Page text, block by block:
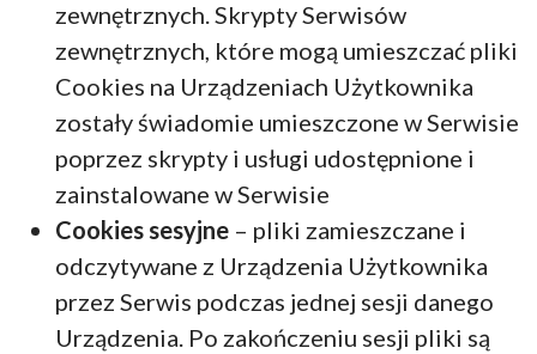
zewnętrznych. Skrypty Serwisów
zewnętrznych, które mogą umieszczać pliki
Cookies na Urządzeniach Użytkownika
zostały świadomie umieszczone w Serwisie
poprzez skrypty i usługi udostępnione i
zainstalowane w Serwisie
Cookies sesyjne – pliki zamieszczane i
odczytywane z Urządzenia Użytkownika
przez Serwis podczas jednej sesji danego
Urządzenia. Po zakończeniu sesji pliki są